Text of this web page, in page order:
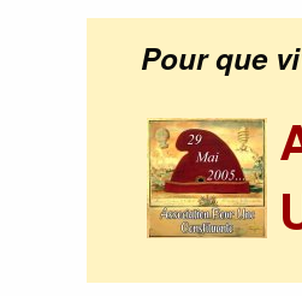
Pour que